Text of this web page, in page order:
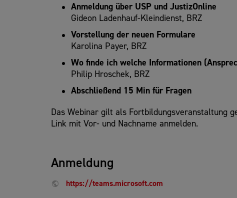
Anmeldung über USP und JustizOnline
Gideon Ladenhauf-Kleindienst, BRZ
Vorstellung der neuen Formulare
Karolina Payer, BRZ
Wo finde ich welche Informationen
Philip Hroschek, BRZ
Abschließend 15 Min für Fragen
Das Webinar gilt als Fortbildungsveranstaltung
Link mit Vor- und Nachname anmelden.
Anmeldung
https://teams.microsoft.com